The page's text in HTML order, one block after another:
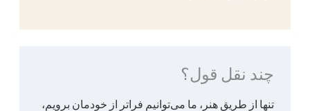
چند نقل قول؟
تنها از طریق هنر، ما می‌توانیم فراتر از خودمان برویم،